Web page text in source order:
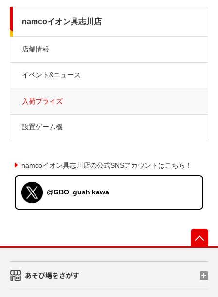
namcoイオン具志川店
店舗情報
イベント&ニュース
入荷プライズ
設置ゲーム機
namcoイオン具志川店の公式SNSアカウントはこちら！
@GBO_gushikawa
あそび場をさがす